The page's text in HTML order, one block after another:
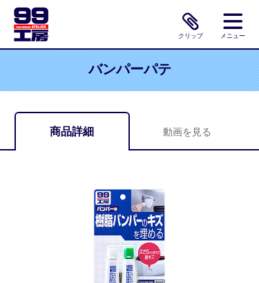
クリップ メニュー
バンパーパテ
商品詳細 動画を見る